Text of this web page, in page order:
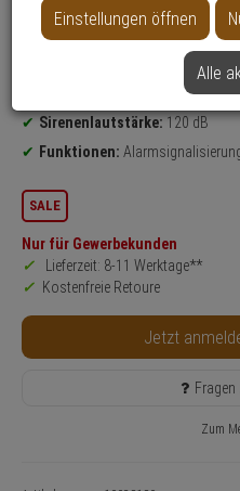
Produktinformationen
Sirene
EN 50131
Innenbereich
Sirenenlautstärke:120 dB
Funktionen:
SALE
Nur für Gewerbekunden
Lieferzeit: 8-11 Werktage**
Kostenfreie Retoure
Jetzt
Fragen
Zum
Einstellungen öffnen
Alle